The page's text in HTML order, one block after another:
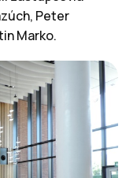
Peter
Marko.